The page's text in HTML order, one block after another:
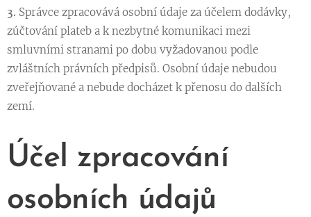
3. Správce zpracovává osobní údaje za účelem dodávky,
zúčtování plateb a k nezbytné komunikaci mezi
smluvními stranami po dobu vyžadovanou podle
zvláštních právních předpisů. Osobní údaje nebudou
zveřejňované a nebude docházet k přenosu do dalších
zemí.
Účel zpracování
osobních údajů